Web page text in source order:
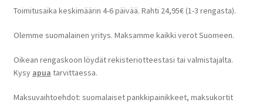
Toimitusaika keskimäärin 4-6 päivää. Rahti 24,95€ (1-3 rengasta).
Olemme suomalainen yritys. Maksamme kaikki verot Suomeen.
Oikean rengaskoon löydät rekisteriotteestasi tai valmistajalta.
Kysy apua tarvittaessa.
Maksuvaihtoehdot: suomalaiset pankkipainikkeet, maksukortit